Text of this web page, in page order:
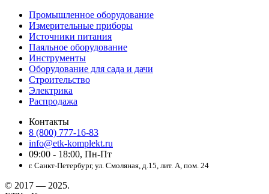
Промышленное оборудование
Измерительные приборы
Источники питания
Паяльное оборудование
Инструменты
Оборудование для сада и дачи
Строительство
Электрика
Распродажа
Контакты
8 (800) 777-16-83
info@etk-komplekt.ru
09:00 - 18:00, Пн-Пт
г. Санкт-Петербург, ул. Смоляная, д.15, лит. А, пом. 24
© 2017 — 2025.